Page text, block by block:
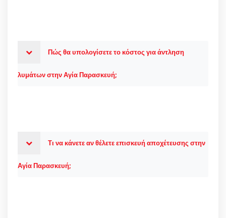
Πώς θα υπολογίσετε το κόστος για άντληση
λυμάτων στην Αγία Παρασκευή;
Τι να κάνετε αν θέλετε επισκευή αποχέτευσης στην
Αγία Παρασκευή;